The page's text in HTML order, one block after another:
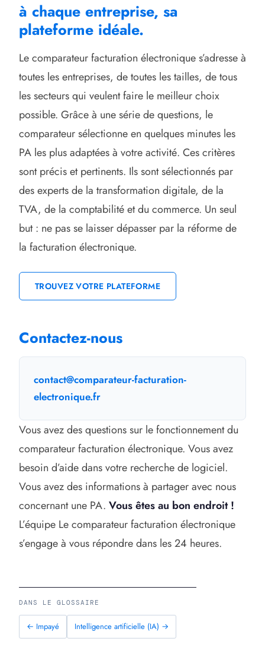
à chaque entreprise, sa
plateforme idéale.
Le comparateur facturation électronique s’adresse à
toutes les entreprises, de toutes les tailles, de tous
les secteurs qui veulent faire le meilleur choix
possible. Grâce à une série de questions, le
comparateur sélectionne en quelques minutes les
PA les plus adaptées à votre activité. Ces critères
sont précis et pertinents. Ils sont sélectionnés par
des experts de la transformation digitale, de la
TVA, de la comptabilité et du commerce. Un seul
but : ne pas se laisser dépasser par la réforme de
la facturation électronique.
TROUVEZ VOTRE PLATEFORME
Contactez-nous
contact@comparateur-facturation-
electronique.fr
Vous avez des questions sur le fonctionnement du
comparateur facturation électronique. Vous avez
besoin d’aide dans votre recherche de logiciel.
Vous avez des informations à partager avec nous
concernant une PA. Vous êtes au bon endroit !
L’équipe Le comparateur facturation électronique
s’engage à vous répondre dans les 24 heures.
DANS LE GLOSSAIRE
← Impayé Intelligence artificielle (IA) →